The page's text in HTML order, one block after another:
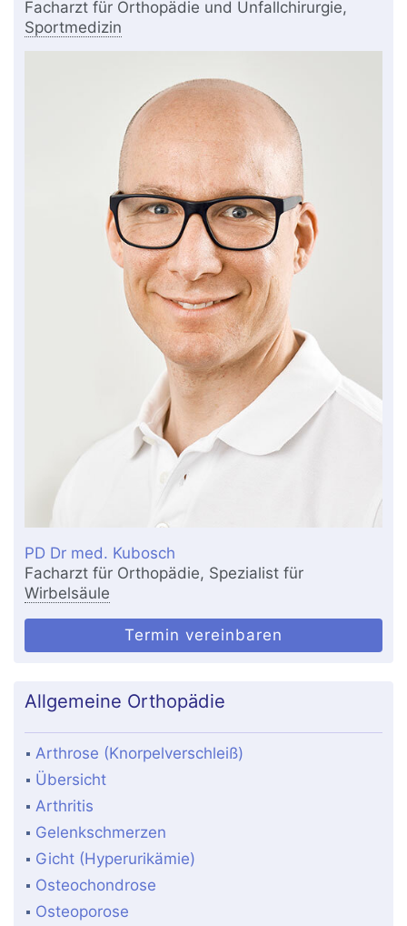
Facharzt für Orthopädie und Unfallchirurgie,
Sportmedizin
PD Dr med. Kubosch
Facharzt für Orthopädie, Spezialist für
Wirbelsäule
Termin vereinbaren
Allgemeine Orthopädie
Arthrose (Knorpelverschleiß)
Übersicht
Arthritis
Gelenkschmerzen
Gicht (Hyperurikämie)
Osteochondrose
Osteoporose